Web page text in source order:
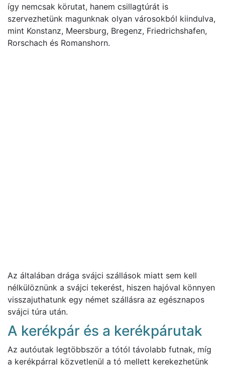
így nemcsak körutat, hanem csillagtúrát is
szervezhetünk magunknak olyan városokból kiindulva,
mint Konstanz, Meersburg, Bregenz, Friedrichshafen,
Rorschach és Romanshorn.
Az általában drága svájci szállások miatt sem kell
nélkülöznünk a svájci tekerést, hiszen hajóval könnyen
visszajuthatunk egy német szállásra az egésznapos
svájci túra után.
A kerékpár és a kerékpárutak
Az autóutak legtöbbször a tótól távolabb futnak, míg
a kerékpárral közvetlenül a tó mellett kerekezhetünk